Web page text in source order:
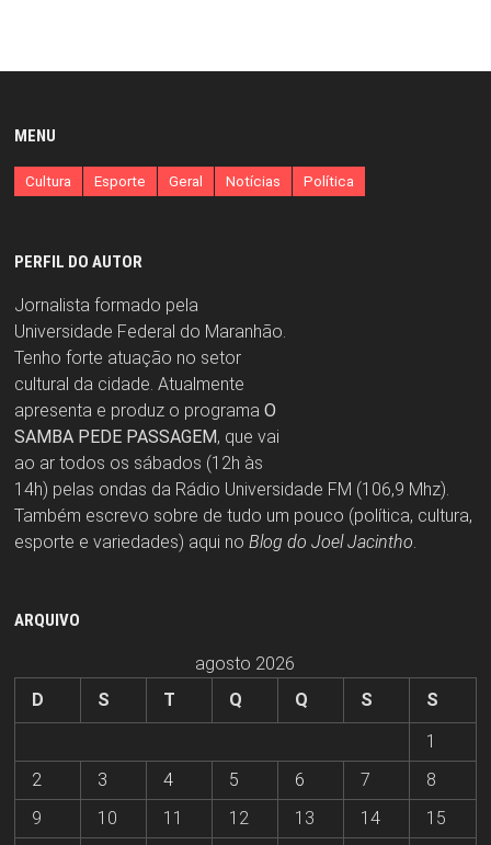
MENU
Cultura Esporte Geral Notícias Política
PERFIL DO AUTOR
Jornalista formado pela
Universidade Federal do Maranhão.
Tenho forte atuação no setor
cultural da cidade. Atualmente
apresenta e produz o programa O
SAMBA PEDE PASSAGEM, que vai
ao ar todos os sábados (12h às
14h) pelas ondas da Rádio Universidade FM (106,9 Mhz).
Também escrevo sobre de tudo um pouco (política, cultura,
esporte e variedades) aqui no Blog do Joel Jacintho.
ARQUIVO
agosto 2026
D
S T Q Q S
S
1
2
3 4 5 6 7
8
9
10 11 12 13 14 15